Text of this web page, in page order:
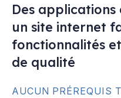
Des
un site internet
fonctionnalités
de qualité
AUCUN PRÉREQUIS